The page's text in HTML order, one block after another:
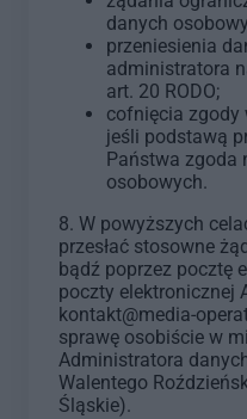
danych
przeniesienia
administratora
art. 20 RODO;
cofnięcia zgody
jeśli podstawą
Państwa zgoda
osobowych.
8. W powyższych
przesłać stosowne
bądź poprzez pocztę
poczty elektronicznej
kontakt@media-
sprawę osobiście w
Administratora
Walentego
Śląskie).